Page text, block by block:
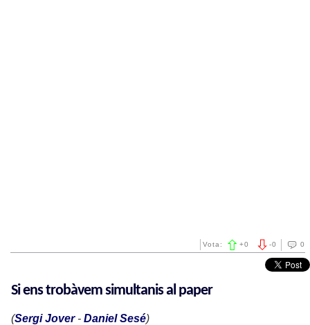
0
-0
Vota: +0
Si ens trobàvem simultanis al paper
(Sergi Jover- Daniel Sesé)